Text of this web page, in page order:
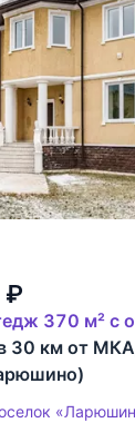
₽
370 м² с
30 км от